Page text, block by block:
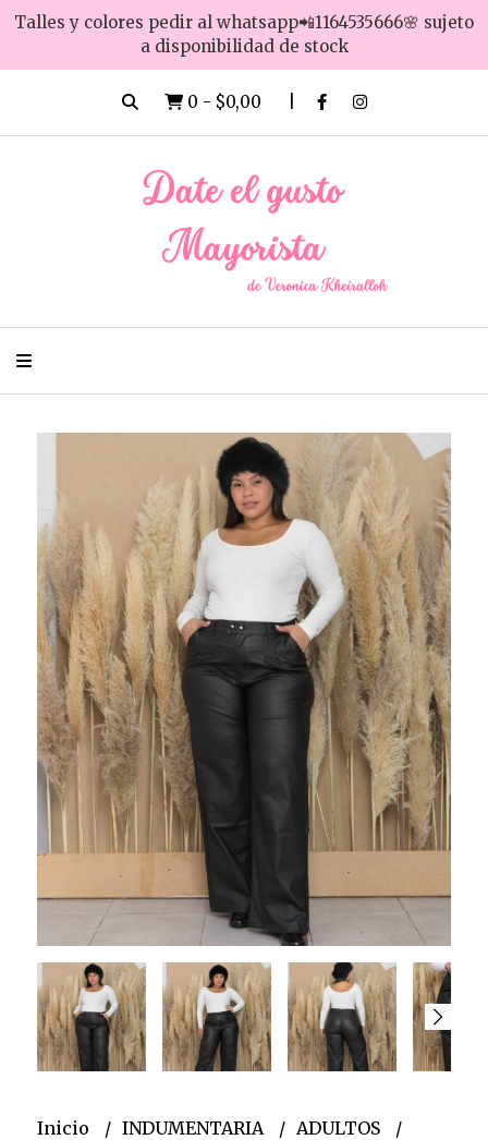
Talles y colores pedir al whatsapp📲1164535666🌸 sujeto
a disponibilidad de stock
0 - $0,00
Inicio INDUMENTARIA
ADULTOS